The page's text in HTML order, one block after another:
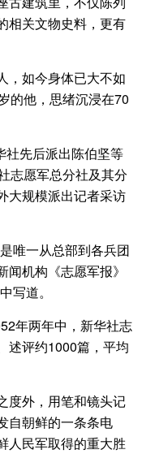
相关文物史料，更有
如今身体已大不如
的他，思绪沉浸在70
先后派出陈伯坚等
志愿军总分社及其分
大规模派出记者采访
唯一从总部到各兵团
机构《志愿军报》
写道。
年两年中，新华社志
述评约1000篇，平均
外，用笔和镜头记
自朝鲜的一条条电
人民军取得的重大胜